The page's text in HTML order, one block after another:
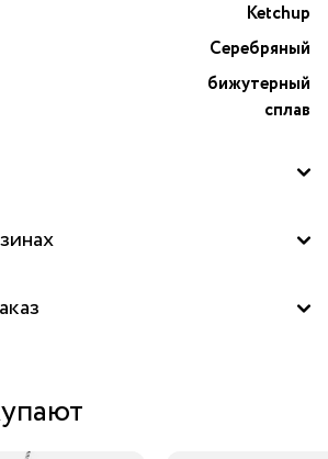
Ketchup
Серебряный
бижутерный
сплав
ТОЦ "Вит", Пушкино